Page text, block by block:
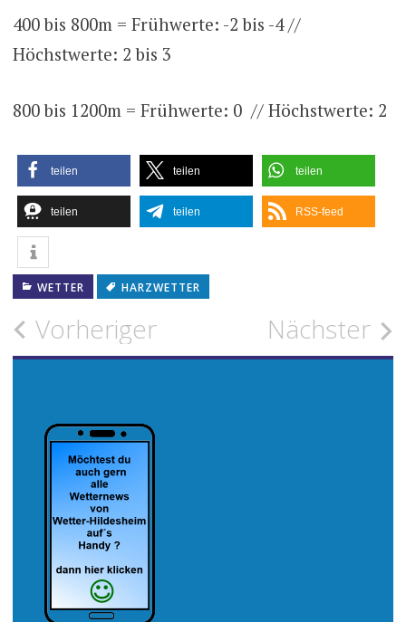
400 bis 800m = Frühwerte: -2 bis -4 //
Höchstwerte: 2 bis 3
800 bis 1200m = Frühwerte: 0 // Höchstwerte: 2
teilen teilen teilen
teilen teilen RSS-feed
WETTER HARZWETTER
Beitragsnavigation
Vorheriger Nächster